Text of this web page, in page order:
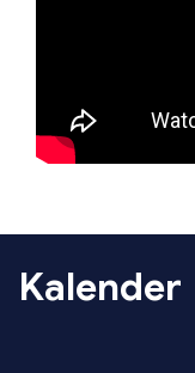
Kalender